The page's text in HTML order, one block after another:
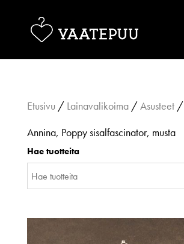
Etusivu / Lainavalikoima/Asusteet/
Annina, Poppy sisalfascinator, musta
Hae tuotteita